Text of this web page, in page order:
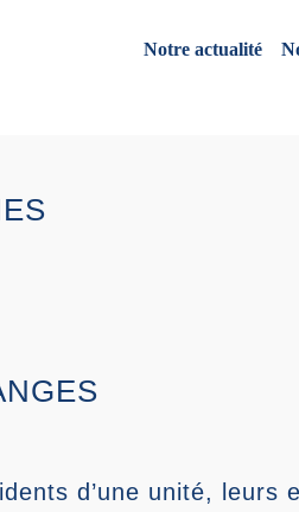
Notre actualité
d’une unité, leurs